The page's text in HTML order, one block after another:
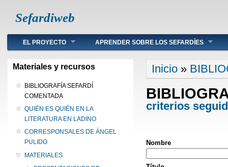
Sefardiweb
Main menu
EL PROYECTO APRENDER SOBRE LOS SEFARDÍES
Materiales y recursos
BIBLIOGRAFÍA SEFARDÍ
COMENTADA
QUIÉN ES QUIÉN EN LA
LITERATURA EN LADINO
CORRESPONSALES DE ÁNGEL
PULIDO
MATERIALES
Se encuentra
Inicio »
criterios
Nombre